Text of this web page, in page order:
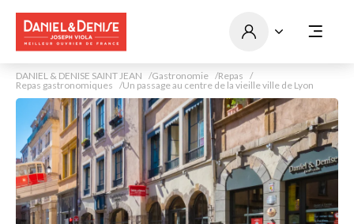
DANIEL & DENISE SAINT JEAN Gastronomie
Repas
Repas gastronomiques
Un passage au centre de la vieille ville de Lyon